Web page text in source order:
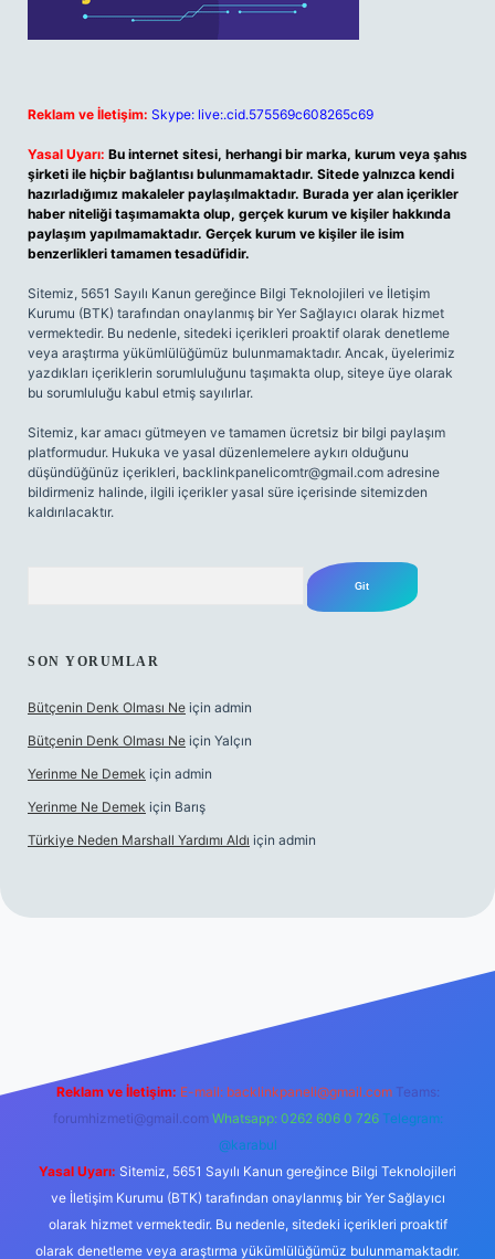
Reklam ve İletişim: Skype: live:.cid.575569c608265c69
Yasal Uyarı: Bu internet sitesi, herhangi bir marka, kurum veya şahıs
şirketi ile hiçbir bağlantısı bulunmamaktadır. Sitede yalnızca kendi
hazırladığımız makaleler paylaşılmaktadır. Burada yer alan içerikler
haber niteliği taşımamakta olup, gerçek kurum ve kişiler hakkında
paylaşım yapılmamaktadır. Gerçek kurum ve kişiler ile isim
benzerlikleri tamamen tesadüfidir.
Sitemiz, 5651 Sayılı Kanun gereğince Bilgi Teknolojileri ve İletişim
Kurumu (BTK) tarafından onaylanmış bir Yer Sağlayıcı olarak hizmet
vermektedir. Bu nedenle, sitedeki içerikleri proaktif olarak denetleme
veya araştırma yükümlülüğümüz bulunmamaktadır. Ancak, üyelerimiz
yazdıkları içeriklerin sorumluluğunu taşımakta olup, siteye üye olarak
bu sorumluluğu kabul etmiş sayılırlar.
Sitemiz, kar amacı gütmeyen ve tamamen ücretsiz bir bilgi paylaşım
platformudur. Hukuka ve yasal düzenlemelere aykırı olduğunu
düşündüğünüz içerikleri, backlinkpanelicomtr@gmail.com adresine
bildirmeniz halinde, ilgili içerikler yasal süre içerisinde sitemizden
kaldırılacaktır.
SON YORUMLAR
Bütçenin Denk Olması Ne için admin
Bütçenin Denk Olması Ne için Yalçın
Yerinme Ne Demek için admin
Yerinme Ne Demek için Barış
Türkiye Neden Marshall Yardımı Aldı için admin
hiltonbet yeni giriş
Reklam ve İletişim: E-mail: backlinkpaneli@gmail.com Teams:
forumhizmeti@gmail.com Whatsapp: 0262 606 0 726 Telegram:
@karabul
Yasal Uyarı: Sitemiz, 5651 Sayılı Kanun gereğince Bilgi Teknolojileri
ve İletişim Kurumu (BTK) tarafından onaylanmış bir Yer Sağlayıcı
olarak hizmet vermektedir. Bu nedenle, sitedeki içerikleri proaktif
olarak denetleme veya araştırma yükümlülüğümüz bulunmamaktadır.